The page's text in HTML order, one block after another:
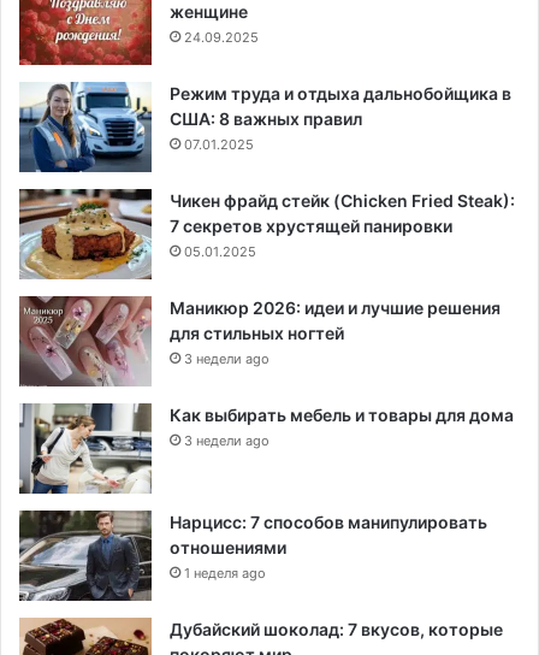
женщине
24.09.2025
Режим труда и отдыха дальнобойщика в
США: 8 важных правил
07.01.2025
Чикен фрайд стейк (Chicken Fried Steak):
7 секретов хрустящей панировки
05.01.2025
Маникюр 2026: идеи и лучшие решения
для стильных ногтей
3 недели ago
Как выбирать мебель и товары для дома
3 недели ago
Нарцисс: 7 способов манипулировать
отношениями
1 неделя ago
Дубайский шоколад: 7 вкусов, которые